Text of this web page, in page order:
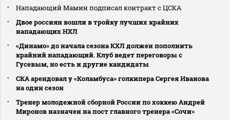
Нападающий Мамин подписал контракт с ЦСКА
Двое россиян вошли в тройку лучших крайних
нападающих НХЛ
«Динамо» до начала сезона КХЛ должен пополнить
крайний нападающий. Клуб ведет переговоры с
Гусевым, но есть и другие кандидаты
СКА арендовал у «Коламбуса» голкипера Сергея Иванова
на один сезон
Тренер молодежной сборной России по хоккею Андрей
Миронов назначен на пост главного тренера «Сочи»